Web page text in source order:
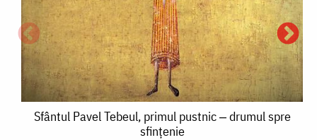
Sfântul
Sfântul Pavel Tebeul, primul pustnic ‒ drumul spre
sfințenie